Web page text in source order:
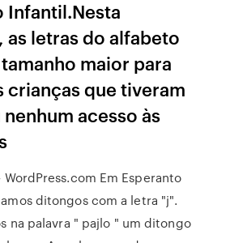
Infantil.Nesta
as letras do alfabeto
maior para
crianças que tiveram
acesso às
WordPress.com Em Esperanto
ditongos com a letra "j".
na palavra " pajlo " um ditongo